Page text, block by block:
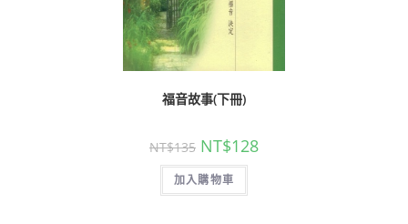
福音故事(下冊)
NT$135 NT$128
加入購物車